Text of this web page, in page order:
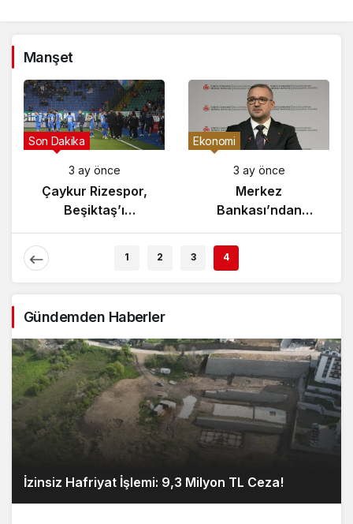
Manşet
Son Dakika
3 ay önce
Çaykur Rizespor,
Beşiktaş’ı
Ağırlıyor!
Ekonomi
3 ay önce
Merkez
Bankası’ndan
Enflasyon Raporu
Açıklaması
1 2 3 4
Gündemden Haberler
İzinsiz Hafriyat İşlemi: 9,3 Milyon TL Ceza!